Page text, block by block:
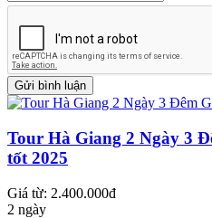
Tour Hà Giang 2 Ngày 3
tốt 2025
Giá từ: 2.400.000đ
2 ngày